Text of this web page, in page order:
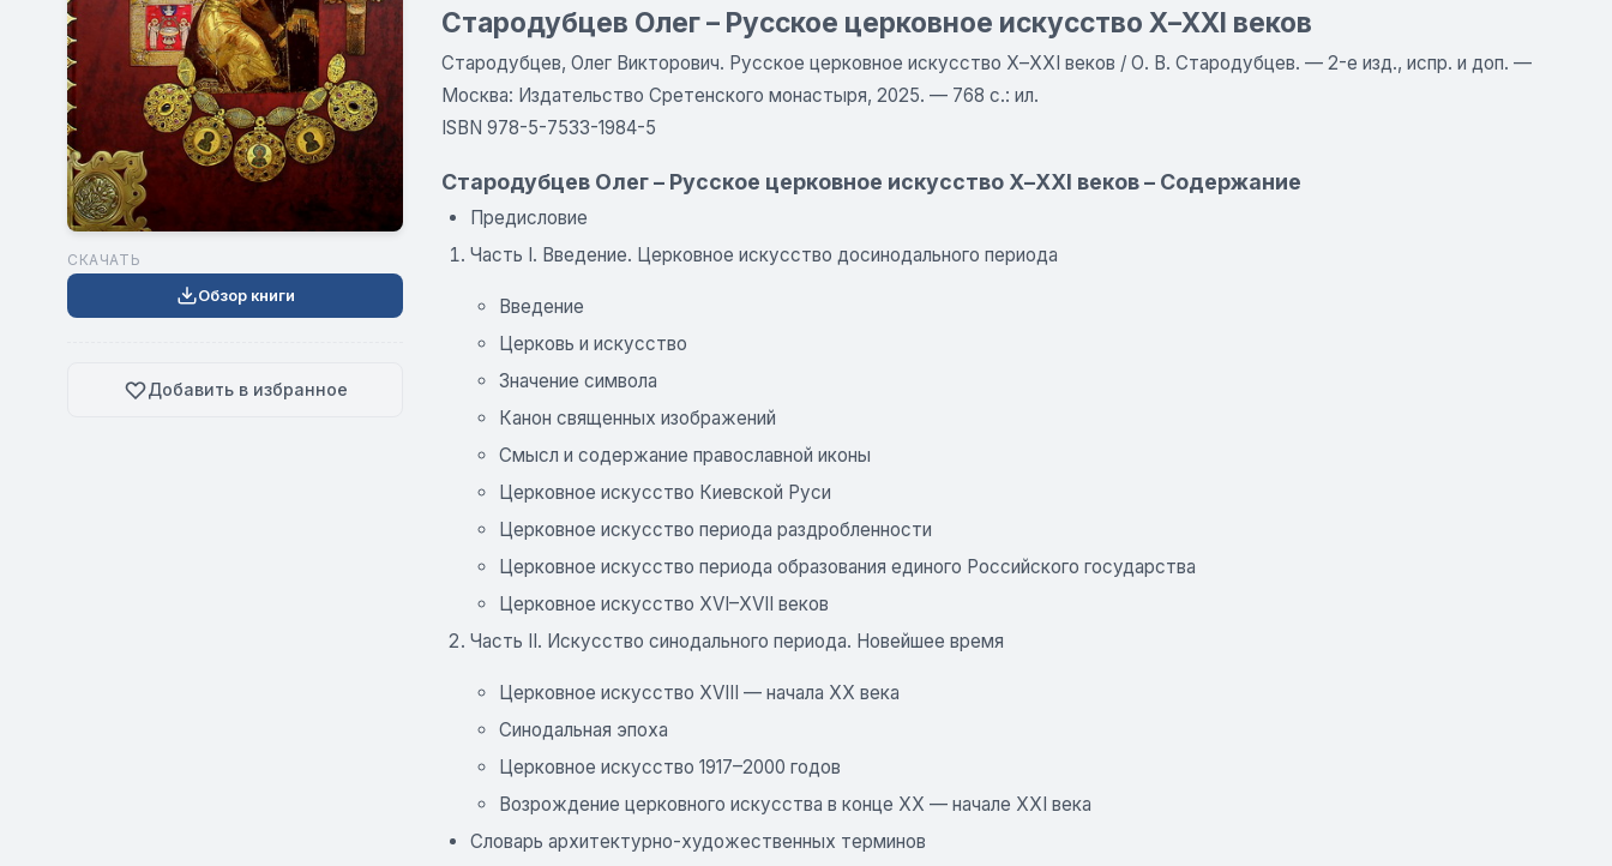
СКАЧАТЬ
Обзор книги
Добавить в избранное
Стародубцев Олег – Русское церковное искусство Х–ХХI веков
Стародубцев, Олег Викторович. Русское церковное искусство Х–ХХI веков / О. В. Стародубцев. — 2-е изд., испр. и доп. —
Москва: Издательство Сретенского монастыря, 2025. — 768 с.: ил.
ISBN 978-5-7533-1984-5
Стародубцев Олег – Русское церковное искусство Х–ХХI веков – Содержание
Предисловие
Часть I. Введение. Церковное искусство досинодального периода
Введение
Церковь и искусство
Значение символа
Канон священных изображений
Смысл и содержание православной иконы
Церковное искусство Киевской Руси
Церковное искусство периода раздробленности
Церковное искусство периода образования единого Российского государства
Церковное искусство XVI–XVII веков
Часть II. Искусство синодального периода. Новейшее время
Церковное искусство XVIII — начала XX века
Синодальная эпоха
Церковное искусство 1917–2000 годов
Возрождение церковного искусства в конце XX — начале XXI века
Словарь архитектурно-художественных терминов